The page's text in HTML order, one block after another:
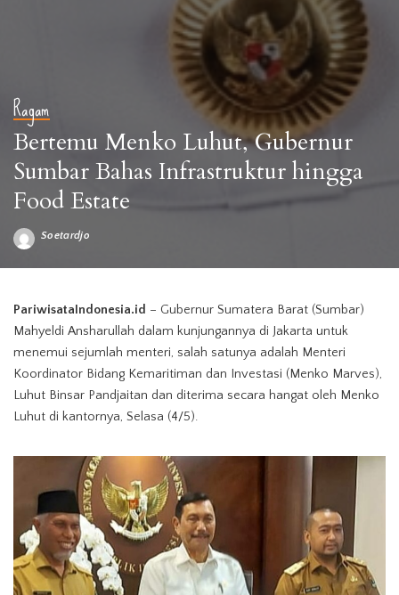
Ragam
Bertemu Menko Luhut, Gubernur
Sumbar Bahas Infrastruktur hingga
Food Estate
Posted
Soetardjo
PariwisataIndonesia.id – Gubernur Sumatera Barat (Sumbar)
Mahyeldi Ansharullah dalam kunjungannya di Jakarta untuk
menemui sejumlah menteri, salah satunya adalah Menteri
Koordinator Bidang Kemaritiman dan Investasi (Menko Marves),
Luhut Binsar Pandjaitan dan diterima secara hangat oleh Menko
Luhut di kantornya, Selasa (4/5).